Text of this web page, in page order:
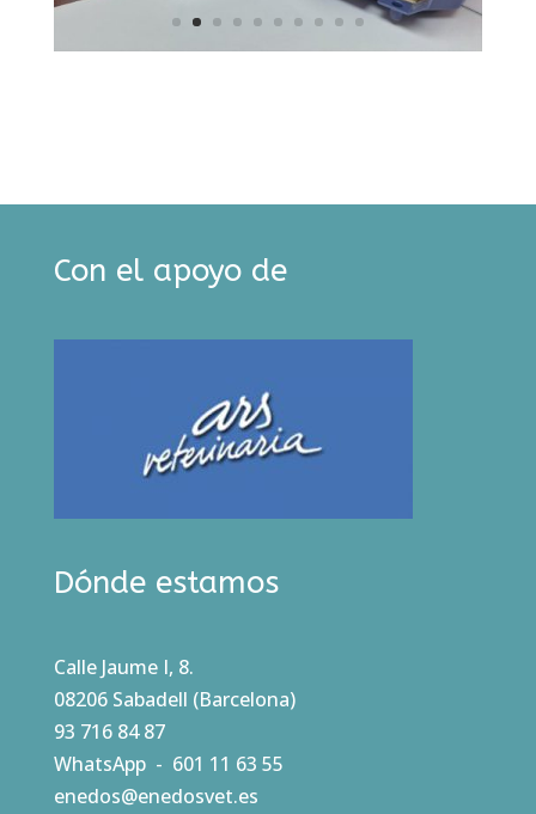
Con el apoyo de
Dónde estamos
Calle Jaume I, 8.
08206 Sabadell (Barcelona)
93 716 84 87
WhatsApp - 601 11 63 55
enedos@enedosvet.es